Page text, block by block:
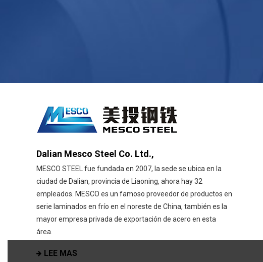
Dalian Mesco Steel Co. Ltd.,
MESCO STEEL fue fundada en 2007, la sede se ubica en la
ciudad de Dalian, provincia de Liaoning, ahora hay 32
empleados. MESCO es un famoso proveedor de productos en
serie laminados en frío en el noreste de China, también es la
mayor empresa privada de exportación de acero en esta
área.
LEE MAS